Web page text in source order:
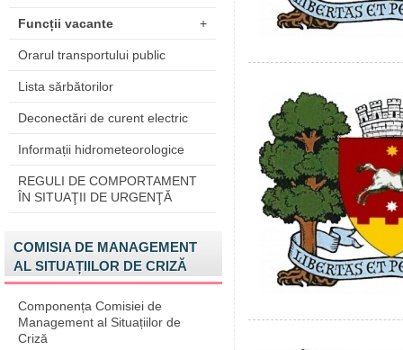
Funcții vacante +
Orarul transportului public
Lista sărbătorilor
Deconectări de curent electric
Informații hidrometeorologice
REGULI DE COMPORTAMENT
ÎN SITUAŢII DE URGENŢĂ
COMISIA DE MANAGEMENT
AL SITUAȚIILOR DE CRIZĂ
Componența Comisiei de
Management al Situațiilor de
Criză